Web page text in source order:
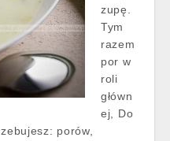
zupę.
Tym
razem
por w
roli
główn
ej, Do
porów,